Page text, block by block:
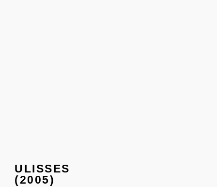
ULISSES
(2005)